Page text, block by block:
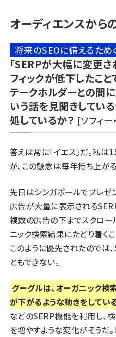
オーディエンスから
将来のSEOに備えるため
「SERPが大幅に変更さ
フィックが低下したこと
テークホルダーとの間
いう話を見聞きしてい
処しているか？ [ソフィー
答えは常に「イエス」だ。私
が、この懸念は毎年持ち上がる
先日はシンガポールでプレゼ
広告が大量に表示される
複数の広告の下までスクロー
ニック検索結果にたどり着く
このように優先されたのでは
ともできない。
グーグルは、オーガニック検
が下がるような動きをしてい
などのSERP機能を利用し、
を増やすような変化がそうだ